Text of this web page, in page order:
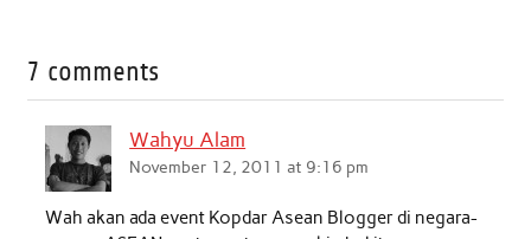
e
o
o
k
t
t
A
p
d
n
7 comments
Wahyu Alam
November 12, 2011 at 9:16 pm
Wah akan ada event Kopdar Asean Blogger di negara-